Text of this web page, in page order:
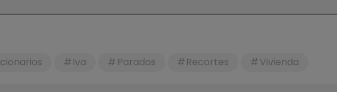
Iva Parados Recortes Vivienda